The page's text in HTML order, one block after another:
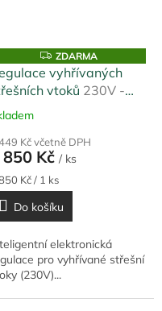
Ral 9010 bílá
Z
D
A
R
ZDARMA
vyhřívaných
vtoků 230V -
Kč včetně DPH
850 Kč / ks
Kč / 1 ks
Do košíku
elektronická
pro vyhřívané střešní
(230V)...